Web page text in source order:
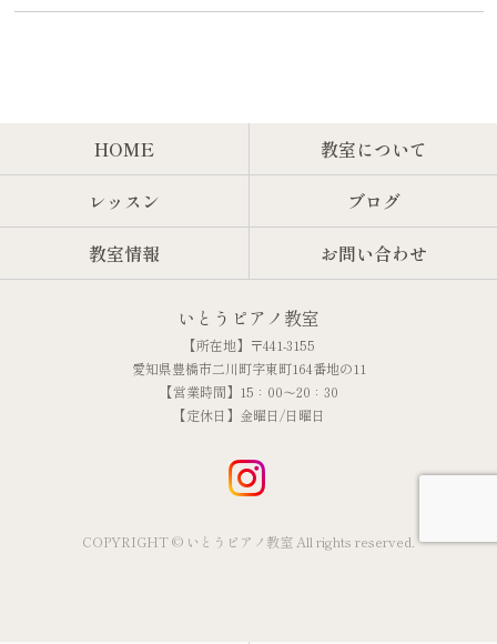
HOME
教室について
レッスン
ブログ
教室情報
お問い合わせ
いとうピアノ教室
【所在地】〒441-3155
愛知県豊橋市二川町字東町164番地の11
【営業時間】15：00～20：30
【定休日】金曜日/日曜日
COPYRIGHT © いとうピアノ教室 All rights reserved.